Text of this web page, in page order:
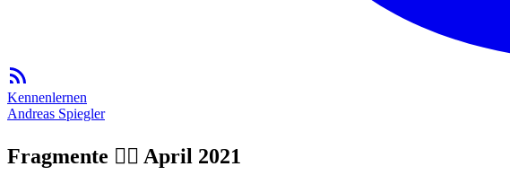
Kennenlernen
Andreas Spiegler
Fragmente 🦸‍♂️ April 2021